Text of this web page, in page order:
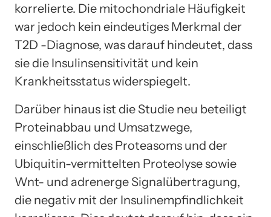
korrelierte. Die mitochondriale Häufigkeit
war jedoch kein eindeutiges Merkmal der
T2D -Diagnose, was darauf hindeutet, dass
sie die Insulinsensitivität und kein
Krankheitsstatus widerspiegelt.
Darüber hinaus ist die Studie neu beteiligt
Proteinabbau und Umsatzwege,
einschließlich des Proteasoms und der
Ubiquitin-vermittelten Proteolyse sowie
Wnt- und adrenerge Signalübertragung,
die negativ mit der Insulinempfindlichkeit